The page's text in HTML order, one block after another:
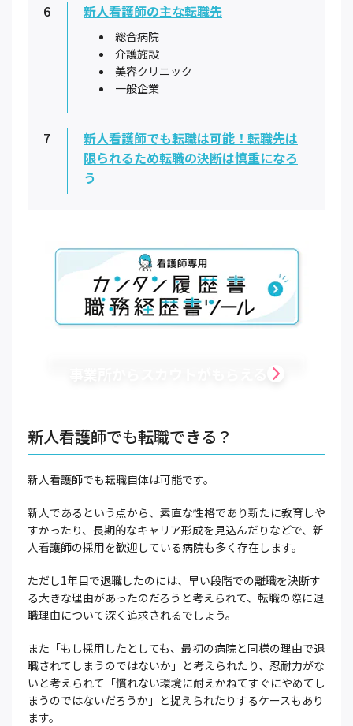
6 新人看護師の主な転職先
総合病院
介護施設
美容クリニック
一般企業
7
新人看護師でも転職は可能！転職先は
限られるため転職の決断は慎重になろ
う
新人看護師でも転職できる？
新人看護師でも転職自体は可能です。
新人であるという点から、素直な性格であり新たに教育しや
すかったり、長期的なキャリア形成を見込んだりなどで、新
人看護師の採用を歓迎している病院も多く存在します。
ただし1年目で退職したのには、早い段階での離職を決断す
る大きな理由があったのだろうと考えられて、転職の際に退
職理由について深く追求されるでしょう。
また「もし採用したとしても、最初の病院と同様の理由で退
職されてしまうのではないか」と考えられたり、忍耐力がな
いと考えられて「慣れない環境に耐えかねてすぐにやめてし
まうのではないだろうか」と捉えられたりするケースもあり
ます。